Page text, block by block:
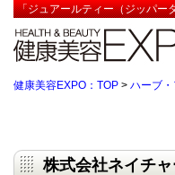
「ジュアールティー（ジッパー
健康美容EXPO：TOP > ハーブ
株式会社ネイチ